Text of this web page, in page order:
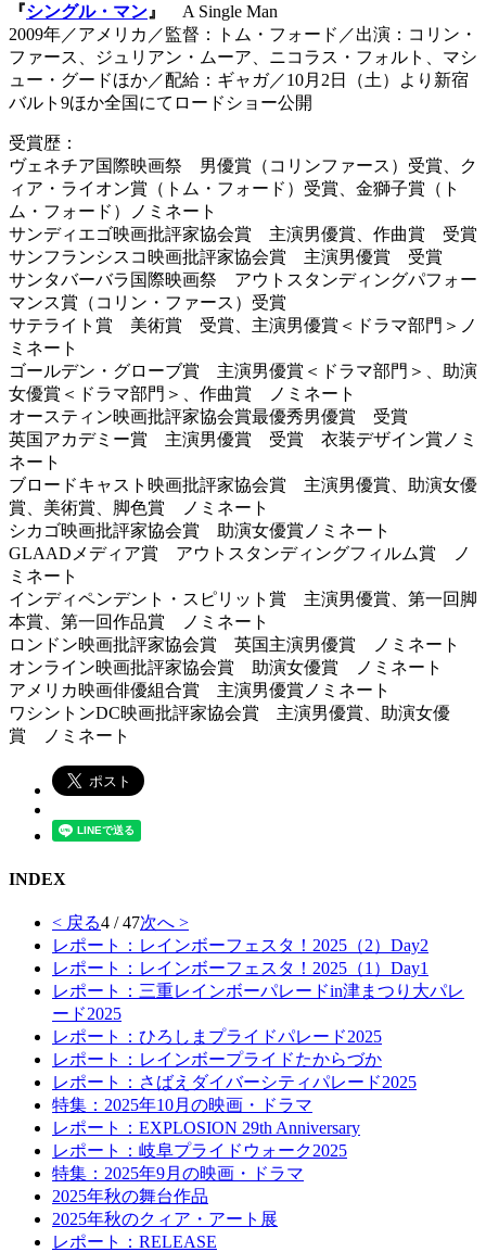
『シングル・マン 』
A Single Man
2009年／アメリカ／監督：トム・フォード／出演：コリン・
ファース、ジュリアン・ムーア、ニコラス・フォルト、マシ
ュー・グードほか／配給：ギャガ／10月 2 日（土）より新宿
バルト9ほか全国にてロードショー公開
受賞歴：
ヴェネチア国際映画祭 男優賞（コリンファース）受賞、ク
ィア・ライオン賞（トム・フォード）受賞、金獅子賞（ト
ム・フォード）ノミネート
サンディエゴ映画批評家協会賞 主演男優賞、作曲賞 受賞
サンフランシスコ映画批評家協会賞 主演男優賞 受賞
サンタバーバラ国際映画祭 アウトスタンディングパフォー
マンス賞（コリン・ファース）受賞
サテライト賞 美術賞 受賞、主演男優賞＜ドラマ部門＞ノ
ミネート
ゴールデン・グローブ賞 主演男優賞＜ドラマ部門＞、助演
女優賞＜ドラマ部門＞、作曲賞 ノミネート
オースティン映画批評家協会賞最優秀男優賞 受賞
英国アカデミー賞 主演男優賞 受賞 衣装デザイン賞ノミ
ネート
ブロードキャスト映画批評家協会賞 主演男優賞、助演女優
賞、美術賞、脚色賞 ノミネート
シカゴ映画批評家協会賞 助演女優賞ノミネート
GLAAD メディア賞 アウトスタンディングフィルム賞 ノ
ミネート
インディペンデント・スピリット賞 主演男優賞、第一回脚
本賞、第一回作品賞 ノミネート
ロンドン映画批評家協会賞 英国主演男優賞 ノミネート
オンライン映画批評家協会賞 助演女優賞 ノミネート
アメリカ映画俳優組合賞 主演男優賞ノミネート
ワシントンDC映画批評家協会賞 主演男優賞、助演女優
賞 ノミネート
INDEX
< 戻る4 / 47次へ >
レポート：レインボーフェスタ！2025（2）Day2
レポート：レインボーフェスタ！2025（1）Day1
レポート：三重レインボーパレードin津まつり大パレ
ード2025
レポート：ひろしまプライドパレード2025
レポート：レインボープライドたからづか
レポート：さばえダイバーシティパレード2025
特集：2025年10月の映画・ドラマ
レポート：EXPLOSION 29th Anniversary
レポート：岐阜プライドウォーク2025
特集：2025年9月の映画・ドラマ
2025年秋の舞台作品
2025年秋のクィア・アート展
レポート：RELEASE